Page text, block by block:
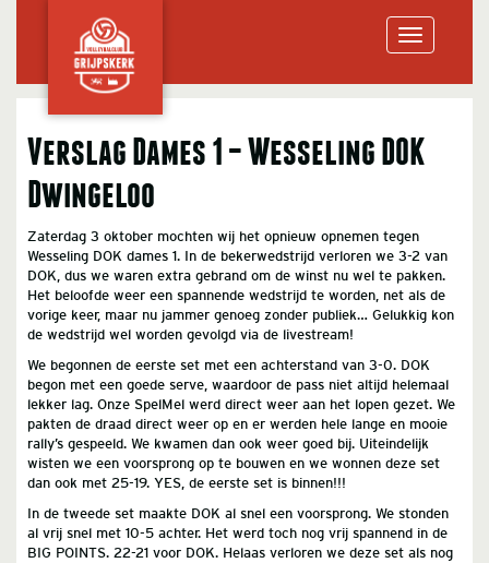
navigation
Verslag Dames 1 – Wesseling DOK
Dwingeloo
Zaterdag 3 oktober mochten wij het opnieuw opnemen tegen
Wesseling DOK dames 1. In de bekerwedstrijd verloren we 3-2 van
DOK, dus we waren extra gebrand om de winst nu wel te pakken.
Het beloofde weer een spannende wedstrijd te worden, net als de
vorige keer, maar nu jammer genoeg zonder publiek… Gelukkig kon
de wedstrijd wel worden gevolgd via de livestream!
We begonnen de eerste set met een achterstand van 3-0. DOK
begon met een goede serve, waardoor de pass niet altijd helemaal
lekker lag. Onze SpelMel werd direct weer aan het lopen gezet. We
pakten de draad direct weer op en er werden hele lange en mooie
rally’s gespeeld. We kwamen dan ook weer goed bij. Uiteindelijk
wisten we een voorsprong op te bouwen en we wonnen deze set
dan ook met 25-19. YES, de eerste set is binnen!!!
In de tweede set maakte DOK al snel een voorsprong. We stonden
al vrij snel met 10-5 achter. Het werd toch nog vrij spannend in de
BIG POINTS. 22-21 voor DOK. Helaas verloren we deze set als nog